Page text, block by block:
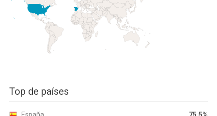
Top de países